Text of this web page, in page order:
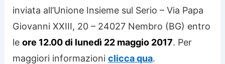
inviata all’Unione Insieme sul Serio – Via Papa
Giovanni XXIII, 20 – 24027 Nembro (BG) entro
leore 12.00 di lunedì 22 maggio 2017. Per
maggiori informazioniclicca qua.